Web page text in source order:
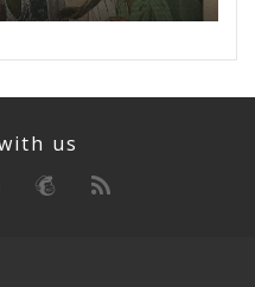
us